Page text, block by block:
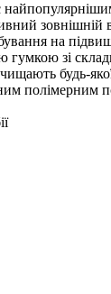
зовнішній
на
гумкою зі
будь-
полімерним